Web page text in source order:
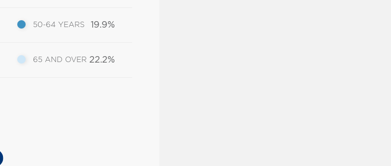
50-64 YEARS 19.9%
65 AND OVER 22.2%